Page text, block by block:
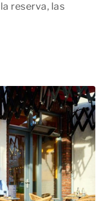
reserva, las